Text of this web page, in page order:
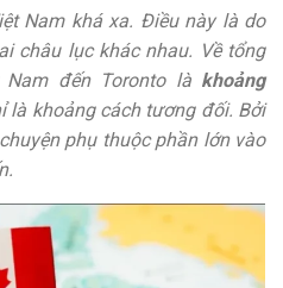
Nam khá xa. Điều này là do
châu lục khác nhau. Về tổng
đến Toronto là khoảng
là khoảng cách tương đối. Bởi
phụ thuộc phần lớn vào